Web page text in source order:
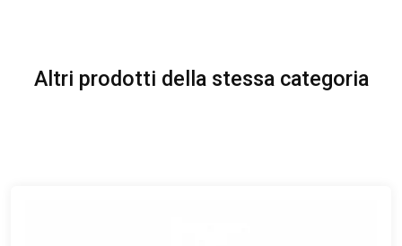
Altri prodotti della stessa categoria